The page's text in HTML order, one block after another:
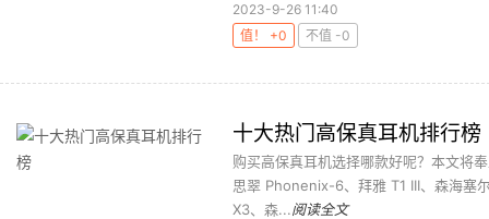
2023-9-26 11:40
值！ +0
不值 -0
十大热门高保真耳机排行榜
购买高保真耳机选择哪款好呢？本文将
思翠 Phonenix-6、拜雅 T1 III、森海塞
X3、森...阅读全文